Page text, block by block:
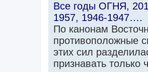
Все годы ОГНЯ,
1957, 1946-1947….
По канонам
противоположные
этих сил
признавать только